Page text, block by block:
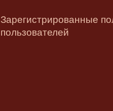
Зарегистрированные
пользователей